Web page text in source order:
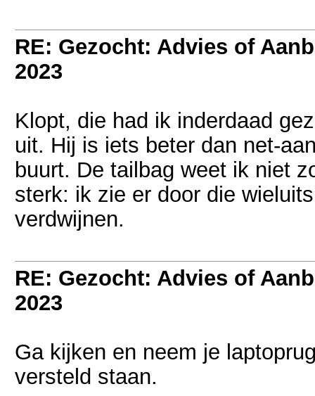
RE: Gezocht: Advies of
2023
Klopt, die had ik inderdaad
uit. Hij is iets beter dan net-
buurt. De tailbag weet ik niet
sterk: ik zie er door die
verdwijnen.
RE: Gezocht: Advies of
2023
Ga kijken en neem je
versteld staan.